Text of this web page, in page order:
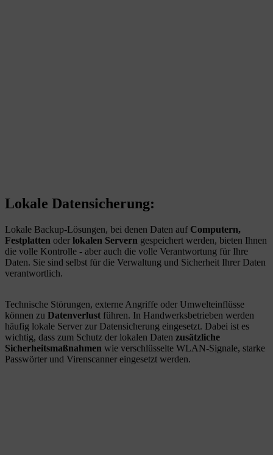
Lokale Datensicherung:
Lokale Backup-Lösungen, bei denen Daten auf Computern,
Festplatten oder lokalen Servern gespeichert werden, bieten Ihnen
die volle Kontrolle - aber auch die volle Verantwortung für Ihre
Daten. Sie sind selbst für die Verwaltung und Sicherheit Ihrer Daten
verantwortlich.
Technische Störungen, externe Angriffe oder Umwelteinflüsse
können zu Datenverlust führen. In Handwerksbetrieben werden
häufig lokale Server zur Datensicherung eingesetzt. Dabei ist es
wichtig, dass zum Schutz der lokalen Daten zusätzliche
Sicherheitsmaßnahmen wie verschlüsselte WLAN-Signale, starke
Passwörter und Virenscanner eingesetzt werden.